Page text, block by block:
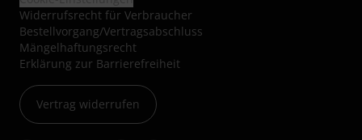
Widerrufsrecht für Verbraucher
Bestellvorgang/Vertragsabschluss
Mängelhaftungsrecht
Erklärung zur Barrierefreiheit
Vertrag widerrufen